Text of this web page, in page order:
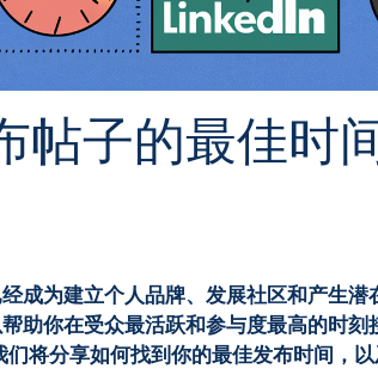
帖子的最佳
成为建立个人品牌、发展社区和产生
助你在受众最活跃和参与度最高的时刻
将分享如何找到你的最佳发布时间，